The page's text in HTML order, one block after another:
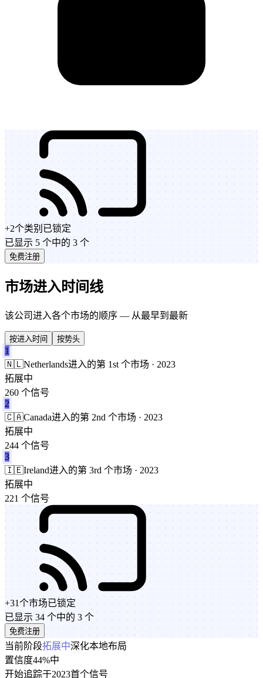
+2个类别 已锁定
已显示 5 个中的 3 个
免费注册
市场进入时间线
该公司进入各个市场的顺序 — 从最早到最新
按进入时间 按势头
1
🇳🇱Netherlands进入的第 1st 个市场 · 2023
拓展中
260 个信号
2
🇨🇦Canada进入的第 2nd 个市场 · 2023
拓展中
244 个信号
3
🇮🇪Ireland进入的第 3rd 个市场 · 2023
拓展中
221 个信号
+31个市场已锁定
已显示 34 个中的 3 个
免费注册
当前阶段拓展中深化本地布局
置信度44%中
开始追踪于2023首个信号